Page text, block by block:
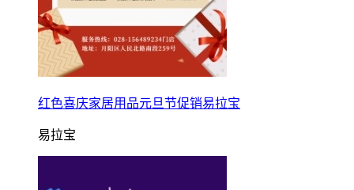
红色喜庆家居用品元旦节促销易拉宝
易拉宝